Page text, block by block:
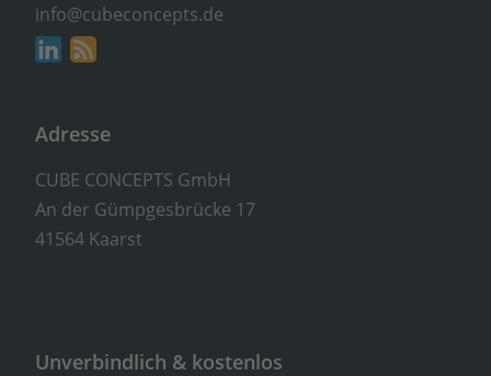
info@cubeconcepts.de
Adresse
CUBE CONCEPTS GmbH
An der Gümpgesbrücke 17
41564 Kaarst
Unverbindlich & kostenlos